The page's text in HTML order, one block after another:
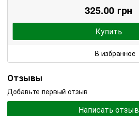
325.00 грн
Купить
В избранное
Отзывы
Добавьте первый отзыв
Написать отзыв